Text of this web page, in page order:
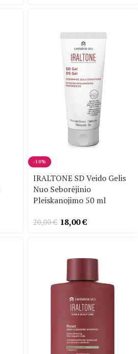
-10%
IRALTONE SD Veido Gelis
Nuo Seborėjinio
Pleiskanojimo 50 ml
20,00€ 18,00€